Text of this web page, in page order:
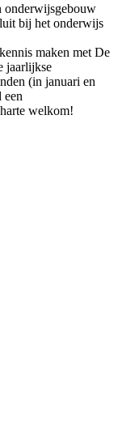
onderwijsgebouw
bij het onderwijs
maken met De
jaarlijkse
(in januari en
een
welkom!